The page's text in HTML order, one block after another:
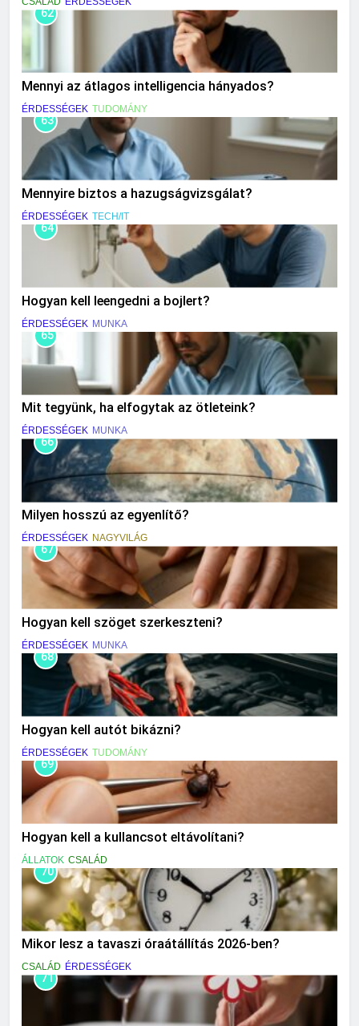
62
Mennyi az átlagos intelligencia hányados?
ÉRDESSÉGEK TUDOMÁNY
63
Mennyire biztos a hazugságvizsgálat?
ÉRDESSÉGEK TECH/IT
64
Hogyan kell leengedni a bojlert?
ÉRDESSÉGEK MUNKA
65
Mit tegyünk, ha elfogytak az ötleteink?
ÉRDESSÉGEK MUNKA
66
Milyen hosszú az egyenlítő?
ÉRDESSÉGEK NAGYVILÁG
67
Hogyan kell szöget szerkeszteni?
ÉRDESSÉGEK MUNKA
68
Hogyan kell autót bikázni?
ÉRDESSÉGEK TUDOMÁNY
69
Hogyan kell a kullancsot eltávolítani?
ÁLLATOK CSALÁD
70
Mikor lesz a tavaszi óraátállítás 2026-ben?
CSALÁD ÉRDESSÉGEK
71